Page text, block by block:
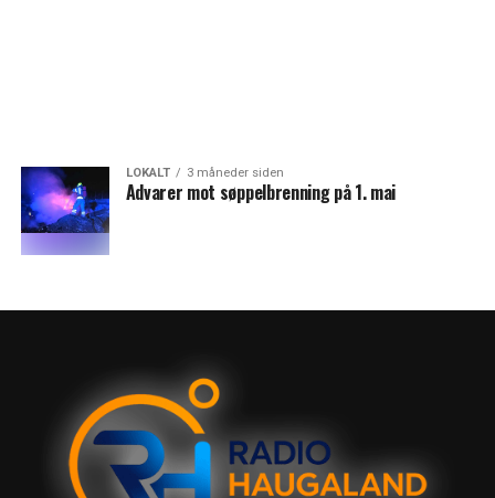
LOKALT 3 måneder siden
Advarer mot søppelbrenning på 1. mai